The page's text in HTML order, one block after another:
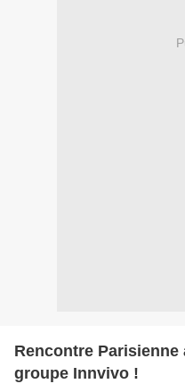
Rencontre
groupe Innvivo !